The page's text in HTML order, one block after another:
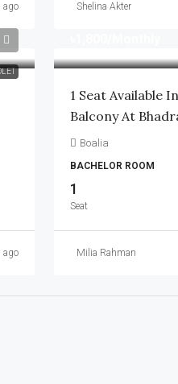
ago Shelina Akter
1 Seat Available
Balcony At
Boalia
BACHELOR ROOM
1
Seat
Milia Rahman